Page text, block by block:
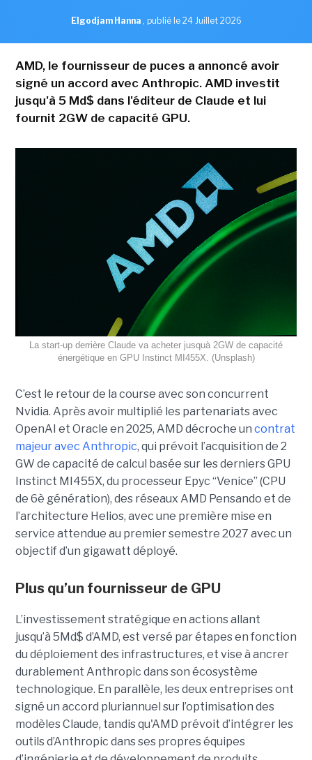
Elgodjam Hanna , publié le 24 Juillet 2026
AMD, le fournisseur de puces a annoncé avoir
signé un accord avec Anthropic. AMD investit
jusqu'à 5 Md$ dans l'éditeur de Claude et lui
fournit 2GW de capacité GPU.
La start-up derrière Claude va acheter jusquà 2GW de capacité
énergétique en GPU Instinct MI455X. (Unsplash)
C’est le retour de la course avec son concurrent
Nvidia. Après avoir multiplié les partenariats avec
OpenAI et Oracle en 2025, AMD décroche un contrat
majeur avec Anthropic, qui prévoit l’acquisition de 2
GW de capacité de calcul basée sur les derniers GPU
Instinct MI455X, du processeur Epyc “Venice” (CPU
de 6è génération), des réseaux AMD Pensando et de
l’architecture Helios, avec une première mise en
service attendue au premier semestre 2027 avec un
objectif d’un gigawatt déployé.
Plus qu’un fournisseur de GPU
L’investissement stratégique en actions allant
jusqu’à 5Md$ d’AMD, est versé par étapes en fonction
du déploiement des infrastructures, et vise à ancrer
durablement Anthropic dans son écosystème
technologique. En parallèle, les deux entreprises ont
signé un accord pluriannuel sur l’optimisation des
modèles Claude, tandis qu'AMD prévoit d’intégrer les
outils d’Anthropic dans ses propres équipes